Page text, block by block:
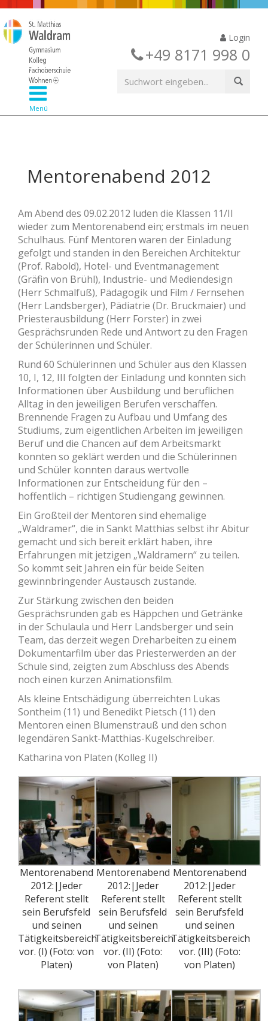
Login
+49 8171 998 0
Menü
Mentorenabend 2012
Am Abend des 09.02.2012 luden die Klassen 11/II
wieder zum Mentorenabend ein; erstmals im neuen
Schulhaus. Fünf Mentoren waren der Einladung
gefolgt und standen in den Bereichen Architektur
(Prof. Rabold), Hotel- und Eventmanagement
(Gräfin von Brühl), Industrie- und Mediendesign
(Herr Schmalfuß), Pädagogik und Film / Fernsehen
(Herr Landsberger), Pädiatrie (Dr. Bruckmaier) und
Priesterausbildung (Herr Forster) in zwei
Gesprächsrunden Rede und Antwort zu den Fragen
der Schülerinnen und Schüler.
Rund 60 Schülerinnen und Schüler aus den Klassen
10, I, 12, III folgten der Einladung und konnten sich
Informationen über Ausbildung und beruflichen
Alltag in den jeweiligen Berufen verschaffen.
Brennende Fragen zu Aufbau und Umfang des
Studiums, zum eigentlichen Arbeiten im jeweiligen
Beruf und die Chancen auf dem Arbeitsmarkt
konnten so geklärt werden und die Schülerinnen
und Schüler konnten daraus wertvolle
Informationen zur Entscheidung für den –
hoffentlich – richtigen Studiengang gewinnen.
Ein Großteil der Mentoren sind ehemalige
„Waldramer“, die in Sankt Matthias selbst ihr Abitur
gemacht und sich bereit erklärt haben, ihre
Erfahrungen mit jetzigen „Waldramern“ zu teilen.
So kommt seit Jahren ein für beide Seiten
gewinnbringender Austausch zustande.
Zur Stärkung zwischen den beiden
Gesprächsrunden gab es Häppchen und Getränke
in der Schulaula und Herr Landsberger und sein
Team, das derzeit wegen Dreharbeiten zu einem
Dokumentarfilm über das Priesterwerden an der
Schule sind, zeigten zum Abschluss des Abends
noch einen kurzen Animationsfilm.
Als kleine Entschädigung überreichten Lukas
Sontheim (11) und Benedikt Pietsch (11) den
Mentoren einen Blumenstrauß und den schon
legendären Sankt-Matthias-Kugelschreiber.
Katharina von Platen (Kolleg II)
Mentorenabend
2012:|Jeder
Referent stellt
sein Berufsfeld
und seinen
Tätigkeitsbereich
vor. (I) (Foto: von
Platen)
Mentorenabend
2012:|Jeder
Referent stellt
sein Berufsfeld
und seinen
Tätigkeitsbereich
vor. (II) (Foto:
von Platen)
Mentorenabend
2012:|Jeder
Referent stellt
sein Berufsfeld
und seinen
Tätigkeitsbereich
vor. (III) (Foto:
von Platen)